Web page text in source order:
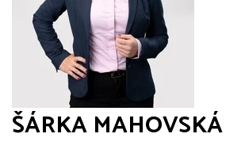
ŠÁRKA MAHOVSKÁ